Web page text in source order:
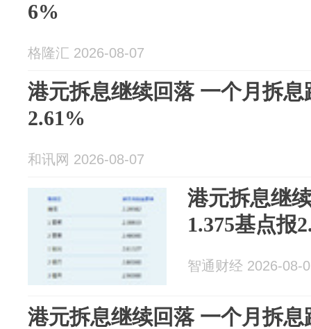
6%
格隆汇 2026-08-07
港元拆息继续回落 一个月拆息
2.61%
和讯网 2026-08-07
港元拆息继
1.375基点报
智通财经 2026-08-
港元拆息继续回落 一个月拆息